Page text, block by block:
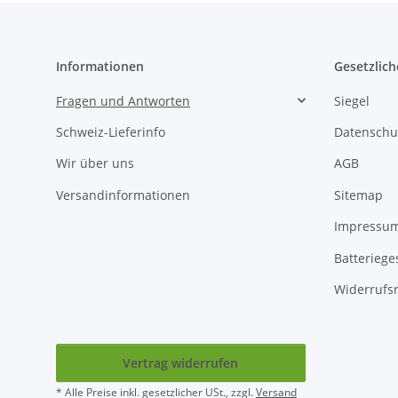
Informationen
Fragen und Antworten
Schweiz-Lieferinfo
Wir über uns
Versandinformationen
Siegel
AGB
Sitemap
Vertrag widerrufen
* Alle Preise inkl. gesetzlicher USt., zzgl.Versand